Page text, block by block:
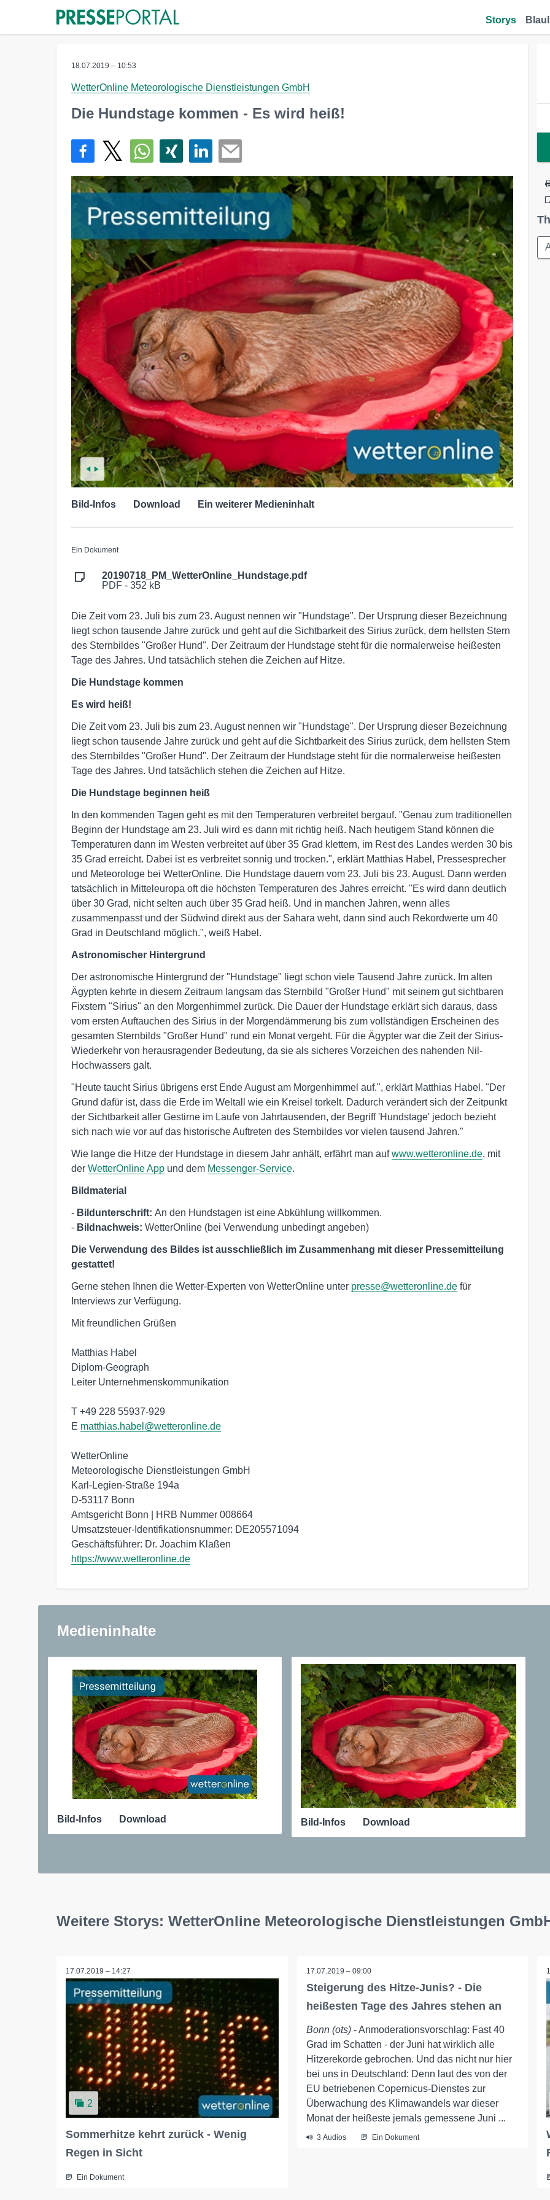
Storys
18.07.2019 – 10:53
WetterOnline Meteorologische Dienstleistungen GmbH
Die Hundstage kommen - Es wird heiß!
Bild-Infos Download Ein weiterer Medieninhalt
Ein Dokument
20190718_PM_WetterOnline_Hundstage.pdf
PDF - 352 kB
Die Zeit vom 23. Juli bis zum 23. August nennen wir "Hundstage". Der Ursprung dieser Bezeichnung
liegt schon tausende Jahre zurück und geht auf die Sichtbarkeit des Sirius zurück, dem hellsten Stern
des Sternbildes "Großer Hund". Der Zeitraum der Hundstage steht für die normalerweise heißesten
Tage des Jahres. Und tatsächlich stehen die Zeichen auf Hitze.
Die Hundstage kommen
Es wird heiß!
Die Zeit vom 23. Juli bis zum 23. August nennen wir "Hundstage". Der Ursprung dieser Bezeichnung
liegt schon tausende Jahre zurück und geht auf die Sichtbarkeit des Sirius zurück, dem hellsten Stern
des Sternbildes "Großer Hund". Der Zeitraum der Hundstage steht für die normalerweise heißesten
Tage des Jahres. Und tatsächlich stehen die Zeichen auf Hitze.
Die Hundstage beginnen heiß
In den kommenden Tagen geht es mit den Temperaturen verbreitet bergauf. "Genau zum traditionellen
Beginn der Hundstage am 23. Juli wird es dann mit richtig heiß. Nach heutigem Stand können die
Temperaturen dann im Westen verbreitet auf über 35 Grad klettern, im Rest des Landes werden 30 bis
35 Grad erreicht. Dabei ist es verbreitet sonnig und trocken.", erklärt Matthias Habel, Pressesprecher
und Meteorologe bei WetterOnline. Die Hundstage dauern vom 23. Juli bis 23. August. Dann werden
tatsächlich in Mitteleuropa oft die höchsten Temperaturen des Jahres erreicht. "Es wird dann deutlich
über 30 Grad, nicht selten auch über 35 Grad heiß. Und in manchen Jahren, wenn alles
zusammenpasst und der Südwind direkt aus der Sahara weht, dann sind auch Rekordwerte um 40
Grad in Deutschland möglich.", weiß Habel.
Astronomischer Hintergrund
Der astronomische Hintergrund der "Hundstage" liegt schon viele Tausend Jahre zurück. Im alten
Ägypten kehrte in diesem Zeitraum langsam das Sternbild "Großer Hund" mit seinem gut sichtbaren
Fixstern "Sirius" an den Morgenhimmel zurück. Die Dauer der Hundstage erklärt sich daraus, dass
vom ersten Auftauchen des Sirius in der Morgendämmerung bis zum vollständigen Erscheinen des
gesamten Sternbilds "Großer Hund" rund ein Monat vergeht. Für die Ägypter war die Zeit der Sirius-
Wiederkehr von herausragender Bedeutung, da sie als sicheres Vorzeichen des nahenden Nil-
Hochwassers galt.
"Heute taucht Sirius übrigens erst Ende August am Morgenhimmel auf.", erklärt Matthias Habel. "Der
Grund dafür ist, dass die Erde im Weltall wie ein Kreisel torkelt. Dadurch verändert sich der Zeitpunkt
der Sichtbarkeit aller Gestirne im Laufe von Jahrtausenden, der Begriff 'Hundstage' jedoch bezieht
sich nach wie vor auf das historische Auftreten des Sternbildes vor vielen tausend Jahren."
Wie lange die Hitze der Hundstage in diesem Jahr anhält, erfährt man aufwww.wetteronline.de, mit
der WetterOnline App und dem Messenger-Service.
Bildmaterial
- Bildunterschrift: An den Hundstagen ist eine Abkühlung willkommen.
- Bildnachweis: WetterOnline (bei Verwendung unbedingt angeben)
Die Verwendung des Bildes ist ausschließlich im Zusammenhang mit dieser Pressemitteilung
gestattet!
Gerne stehen Ihnen die Wetter-Experten von WetterOnline unter presse@wetteronline.de für
Interviews zur Verfügung.
Mit freundlichen Grüßen
Matthias Habel
Diplom-Geograph
Leiter Unternehmenskommunikation
T +49 228 55937-929
E matthias.habel@wetteronline.de
WetterOnline
Meteorologische Dienstleistungen GmbH
Karl-Legien-Straße 194a
D-53117 Bonn
Amtsgericht Bonn | HRB Nummer 008664
Umsatzsteuer-Identifikationsnummer: DE205571094
https://www.wetteronline.de
Medieninhalte
Bild-Infos Download Bild-Infos Download
Weitere Storys: WetterOnline Meteorologische Dienstleistungen
17.07.2019 – 14:27
2
Sommerhitze kehrt zurück - Wenig
Regen in Sicht
Ein Dokument
17.07.2019 – 09:00
Steigerung des Hitze-Junis? - Die
heißesten Tage des Jahres stehen an
Bonn (ots)- Anmoderationsvorschlag: Fast 40
Grad im Schatten - der Juni hat wirklich alle
Hitzerekorde gebrochen. Und das nicht nur hier
bei uns in Deutschland: Denn laut des von der
EU betriebenen Copernicus-Dienstes zur
Überwachung des Klimawandels war dieser
Monat der heißeste jemals gemessene Juni ...
3 Audios Ein Dokument